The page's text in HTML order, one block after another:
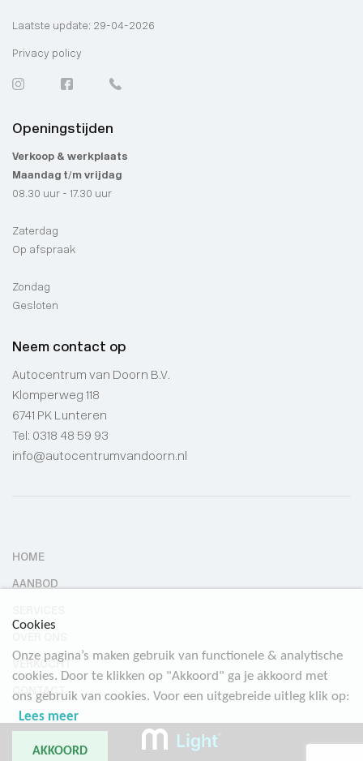
Laatste update: 29-04-2026
Privacy policy
Openingstijden
Verkoop & werkplaats
Maandag t/m vrijdag
08.30 uur - 17.30 uur
Zaterdag
Op afspraak
Zondag
Gesloten
Neem contact op
Autocentrum van Doorn B.V.
Klomperweg 118
6741 PK Lunteren
Tel: 0318 48 59 93
info@autocentrumvandoorn.nl
HOME
AANBOD
VERKOCHT
CONTACT
Cookies
Onze pagina’s maken gebruik van functionele & analytische
cookies. Door te klikken op "Akkoord" ga je akkoord met
ons gebruik van cookies. Voor een uitgebreide uitleg klik op:
Lees meer
AKKOORD